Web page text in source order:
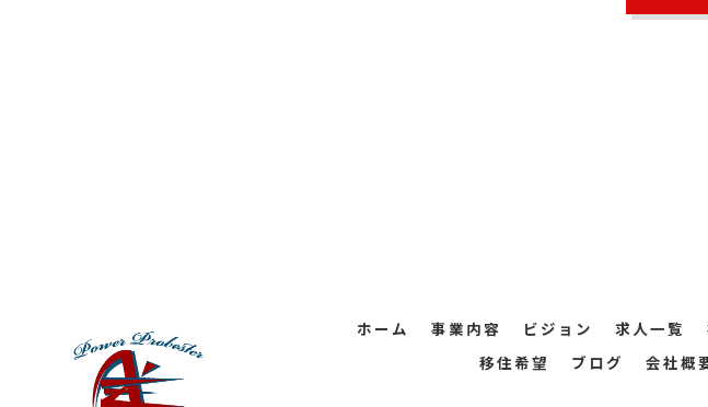
ホーム 事業内容 ビジョン 求人一覧
移住希望
ブログ 会社概